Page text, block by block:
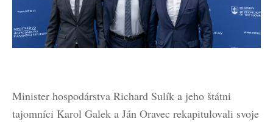
Minister hospodárstva Richard Sulík a jeho štátni
tajomníci Karol Galek a Ján Oravec rekapitulovali svoje